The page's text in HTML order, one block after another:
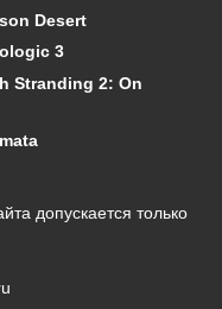
Desert
3
Stranding 2: On
допускается только